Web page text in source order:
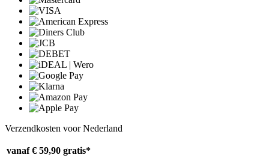
Verzendkosten voor Nederland
vanaf € 59,90 gratis*